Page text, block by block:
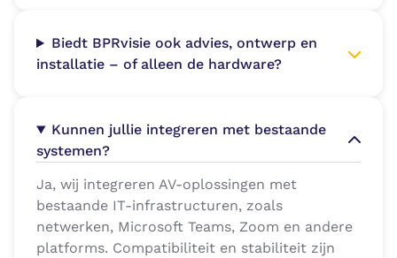
Biedt BPRvisie ook advies, ontwerp en
installatie – of alleen de hardware?
Kunnen jullie integreren met bestaande
systemen?
Ja, wij integreren AV-oplossingen met
bestaande IT-infrastructuren, zoals
netwerken, Microsoft Teams, Zoom en andere
platforms. Compatibiliteit en stabiliteit zijn